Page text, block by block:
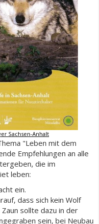
Sachsen-Anhalt
"Leben mit dem
Empfehlungen an alle
die im
leben:
ein.
dass sich kein Wolf
sollte dazu in der
sein, bei Neubau